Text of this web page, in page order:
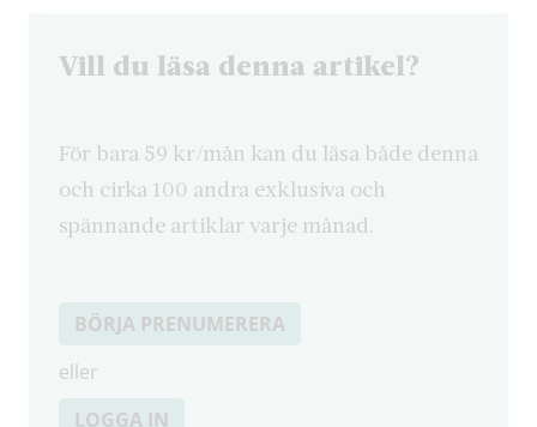
Vill du läsa denna artikel?
För bara 59 kr/mån kan du läsa både denna
och cirka 100 andra exklusiva och
spännande artiklar varje månad.
BÖRJA PRENUMERERA
eller
LOGGA IN